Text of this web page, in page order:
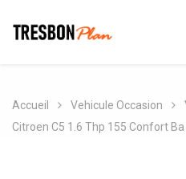
Accueil Vehicule Occasion
Citroen C5 1.6 Thp 155 Confort Ba